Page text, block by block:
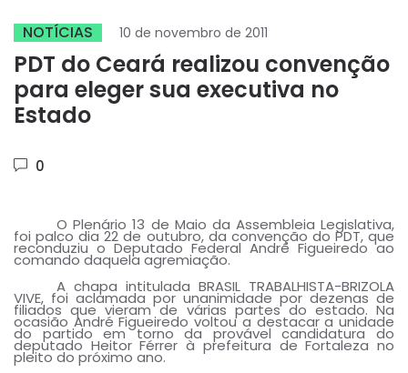
NOTÍCIAS 10 de novembro de 2011
PDT do Ceará realizou convenção
para eleger sua executiva no
Estado
0
O Plenário 13 de Maio da Assembleia Legislativa,
foi palco dia 22 de outubro, da convenção do PDT, que
reconduziu o Deputado Federal André Figueiredo ao
comando daquela agremiação.
A chapa intitulada BRASIL TRABALHISTA-BRIZOLA
VIVE, foi aclamada por unanimidade por dezenas de
filiados que vieram de várias partes do estado. Na
ocasião André Figueiredo voltou a destacar a unidade
do partido em torno da provável candidatura do
deputado Heitor Férrer à prefeitura de Fortaleza no
pleito do próximo ano.